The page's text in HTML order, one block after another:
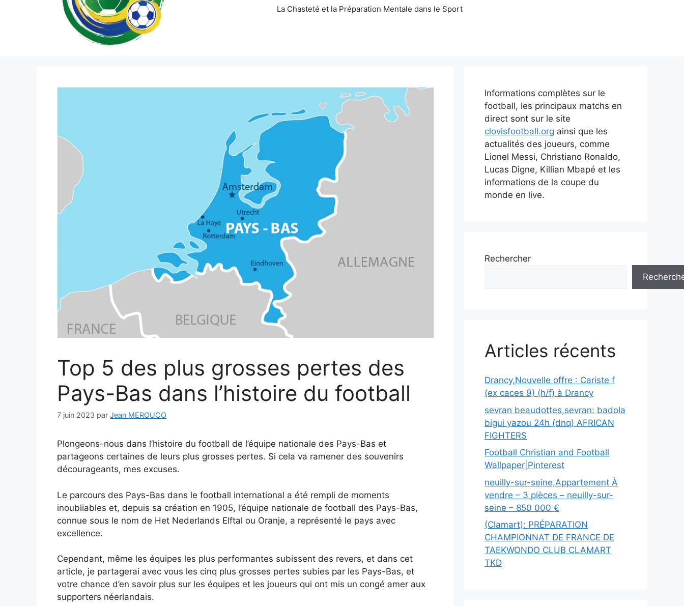
La Chasteté et la Préparation Mentale dans le Sport
Top 5 des plus grosses pertes des
Pays-Bas dans l’histoire du football
7 juin 2023 par Jean MEROUCO
Plongeons-nous dans l’histoire du football de l’équipe nationale des Pays-Bas et
partageons certaines de leurs plus grosses pertes. Si cela va ramener des souvenirs
décourageants, mes excuses.
Le parcours des Pays-Bas dans le football international a été rempli de moments
inoubliables et, depuis sa création en 1905, l’équipe nationale de football des Pays-Bas,
connue sous le nom de Het Nederlands Elftal ou Oranje, a représenté le pays avec
excellence.
Cependant, même les équipes les plus performantes subissent des revers, et dans cet
article, je partagerai avec vous les cinq plus grosses pertes subies par les Pays-Bas, et
votre chance d’en savoir plus sur les équipes et les joueurs qui ont mis un congé amer aux
supporters néerlandais.
Informations complètes sur le
football, les principaux matchs en
direct sont sur le site
clovisfootball.org ainsi que les
actualités des joueurs, comme
Lionel Messi, Christiano Ronaldo,
Lucas Digne, Killian Mbapé et les
informations de la coupe du
monde en live.
Rechercher
Articles récents
Drancy,Nouvelle offre : Cariste f
(ex caces 9) (h/f) à Drancy
sevran beaudottes,sevran: badola
bigui yazou 24h (dnq) AFRICAN
FIGHTERS
Football Christian and Football
Wallpaper|Pinterest
neuilly-sur-seine,Appartement À
vendre – 3 pièces – neuilly-sur-
seine – 850 000 €
(Clamart): PRÉPARATION
CHAMPIONNAT DE FRANCE DE
TAEKWONDO CLUB CLAMART
TKD